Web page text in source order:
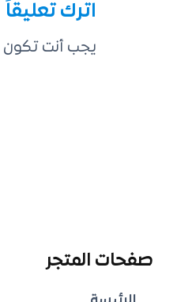
اترك تعليقاً
يجب أنت تكون
صفحات المتجر